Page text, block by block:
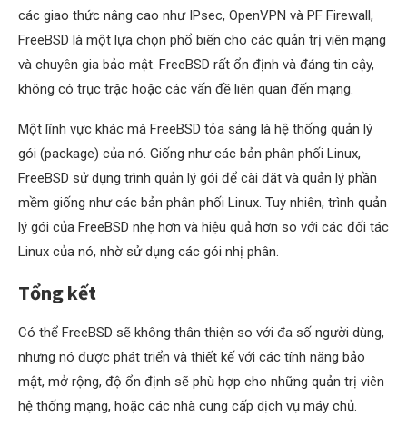
các giao thức nâng cao như IPsec, OpenVPN và PF Firewall,
FreeBSD là một lựa chọn phổ biến cho các quản trị viên mạng
và chuyên gia bảo mật. FreeBSD rất ổn định và đáng tin cậy,
không có trục trặc hoặc các vấn đề liên quan đến mạng.
Một lĩnh vực khác mà FreeBSD tỏa sáng là hệ thống quản lý
gói (package) của nó. Giống như các bản phân phối Linux,
FreeBSD sử dụng trình quản lý gói để cài đặt và quản lý phần
mềm giống như các bản phân phối Linux. Tuy nhiên, trình quản
lý gói của FreeBSD nhẹ hơn và hiệu quả hơn so với các đối tác
Linux của nó, nhờ sử dụng các gói nhị phân.
Tổng kết
Có thể FreeBSD sẽ không thân thiện so với đa số người dùng,
nhưng nó được phát triển và thiết kế với các tính năng bảo
mật, mở rộng, độ ổn định sẽ phù hợp cho những quản trị viên
hệ thống mạng, hoặc các nhà cung cấp dịch vụ máy chủ.